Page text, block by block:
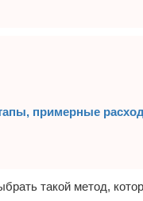
примерные
такой метод,